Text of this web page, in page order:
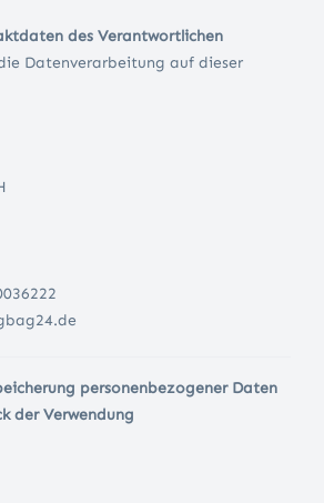
des Verantwortlichen
Datenverarbeitung auf dieser
personenbezogener Daten
der Verwendung